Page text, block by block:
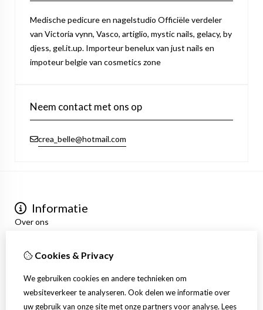
Medische pedicure en nagelstudio Officiële verdeler
van Victoria vynn, Vasco, artiglio, mystic nails, gelacy, by
djess, gel.it.up. Importeur benelux van just nails en
impoteur belgie van cosmetics zone
Neem contact met ons op
crea_belle@hotmail.com
Informatie
Over ons
Algemene voorwaarden
Mijn account
Inloggen
Bestelhistorie
Verlanglijst
Cookies & Privacy
We gebruiken cookies en andere technieken om
websiteverkeer te analyseren. Ook delen we informatie over
uw gebruik van onze site met onze partners voor analyse. Lees